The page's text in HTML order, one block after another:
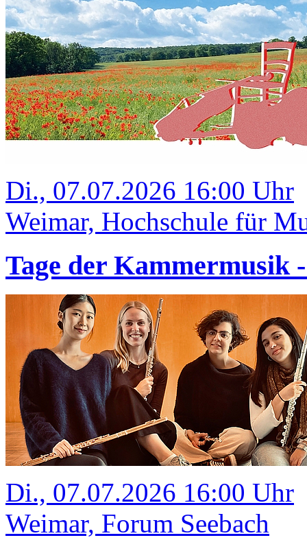
Di., 07.07.2026 16:00 Uhr
Weimar, Hochschule für
Tage der Kammermusik
Di., 07.07.2026 16:00 Uhr
Weimar, Forum Seebach